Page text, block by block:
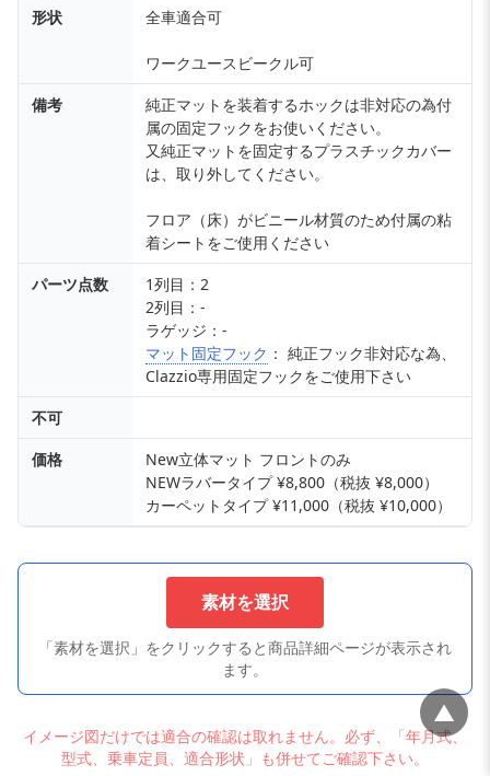
形状
全車適合可
ワークユースビークル可
備考
純正マットを装着するホックは非対応の為付
属の固定フックをお使いください。
又純正マットを固定するプラスチックカバー
は、取り外してください。
フロア（床）がビニール材質のため付属の粘
着シートをご使用ください
パーツ点数
1列目：2
2列目：-
ラゲッジ：-
マット固定フック ： 純正フック非対応な為、
Clazzio専用固定フックをご使用下さい
不可
価格
New立体マット フロントのみ
NEWラバータイプ ¥8,800（税抜 ¥8,000）
カーペットタイプ ¥11,000（税抜 ¥10,000）
素材を選択
「素材を選択」をクリックすると商品詳細ページが表示され
ます。
イメージ図だけでは適合の確認は取れません。必ず、「年月式、
型式、乗車定員、適合形状」も併せてご確認下さい。
▲